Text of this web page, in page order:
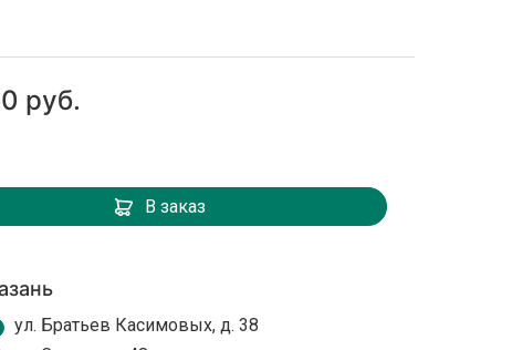
руб.
В заказ
ул. Братьев Касимовых, д. 38